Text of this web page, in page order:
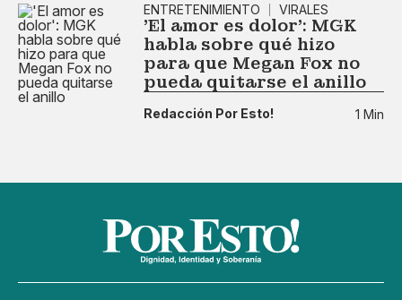
ENTRETENIMIENTO
VIRALES
'El amor es dolor': MGK
habla sobre qué hizo
para que Megan Fox no
pueda quitarse el anillo
Redacción Por Esto! 1 Min